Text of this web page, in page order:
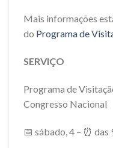
Mais informações
do Programa de
SERVIÇO
Programa de
Congresso Nacional
📅 sábado, 4 – ⏰ das